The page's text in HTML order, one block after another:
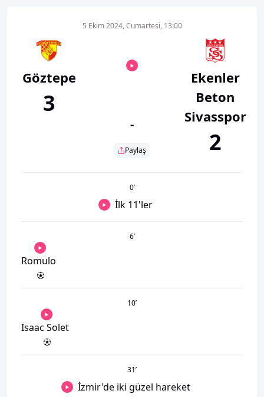
Göztepe
3
5 Ekim 2024, Cumartesi, 13:00
-
Paylaş
Ekenler
Beton
Sivasspor
2
0’
İlk 11'ler
6’
Romulo
10’
Isaac Solet
31’
İzmir'de iki güzel hareket